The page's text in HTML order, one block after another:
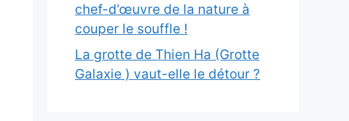
chef-d’œuvre de la nature à
couper le souffle !
La grotte de Thien Ha (Grotte
Galaxie ) vaut-elle le détour ?